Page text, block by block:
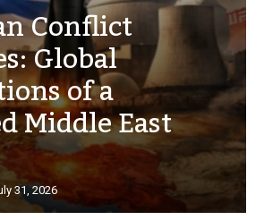
Conflict
Global
of a
Middle East
31, 2026